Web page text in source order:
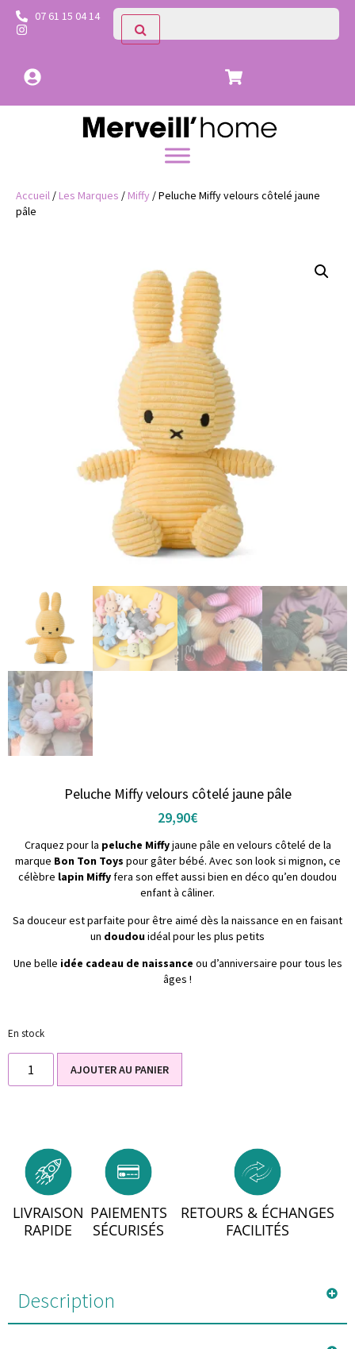
07 61 15 04 14
Accueil /Les Marques /Miffy / Peluche Miffy velours côtelé jaune
pâle
Peluche Miffy velours côtelé jaune pâle
29,90€
Craquez pour la peluche Miffyjaune pâle en velours côtelé de la
marque Bon Ton Toys pour gâter bébé. Avec son look si mignon, ce
célèbre lapin Miffyfera son effet aussi bien en déco qu’en doudou
enfant à câliner.
Sa douceur est parfaite pour être aimé dès la naissance en en faisant
un doudouidéal pour les plus petits
Une belle idée cadeau de naissance ou d’anniversaire pour tous les
âges !
En stock
AJOUTER AU PANIER
LIVRAISON
RAPIDE
PAIEMENTS
SÉCURISÉS
RETOURS & ÉCHANGES
FACILITÉS
Description